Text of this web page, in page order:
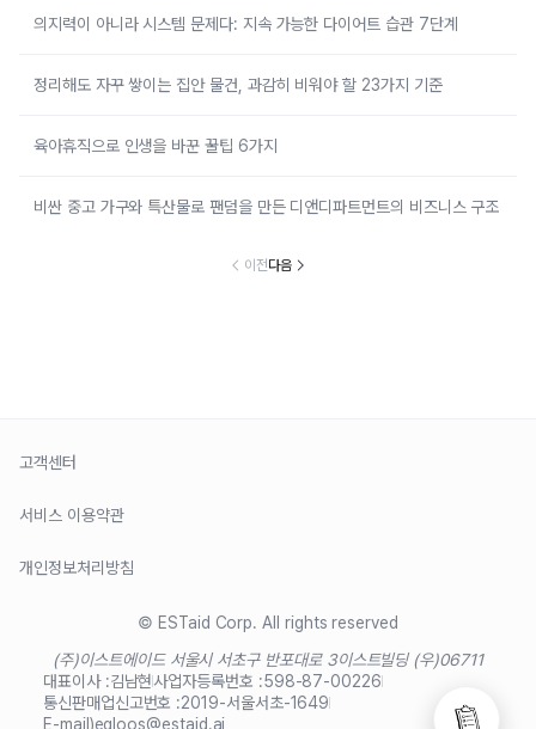
의지력이 아니라 시스템 문제다: 지속 가능한 다이어트 습관 7단계
정리해도 자꾸 쌓이는 집안 물건, 과감히 비워야 할 23가지 기준
육아휴직으로 인생을 바꾼 꿀팁 6가지
비싼 중고 가구와 특산물로 팬덤을 만든 디앤디파트먼트의 비즈니스 구조
이전다음
고객센터
서비스 이용약관
개인정보처리방침
© ESTaid Corp. All rights reserved
(주)이스트에이드 서울시 서초구 반포대로 3이스트빌딩 (우)06711
대표이사 :김남현사업자등록번호 :598-87-00226
통신판매업신고번호 :2019-서울서초-1649
E-mail)egloos@estaid.ai